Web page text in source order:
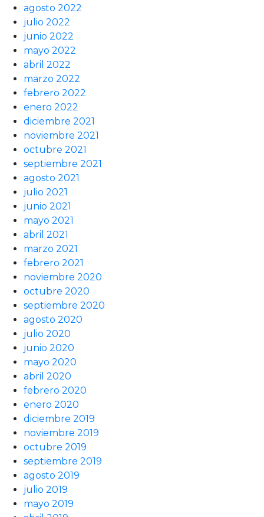
agosto 2022
julio 2022
junio 2022
mayo 2022
abril 2022
marzo 2022
febrero 2022
enero 2022
diciembre 2021
noviembre 2021
octubre 2021
septiembre 2021
agosto 2021
julio 2021
junio 2021
mayo 2021
abril 2021
marzo 2021
febrero 2021
noviembre 2020
octubre 2020
septiembre 2020
agosto 2020
julio 2020
junio 2020
mayo 2020
abril 2020
febrero 2020
enero 2020
diciembre 2019
noviembre 2019
octubre 2019
septiembre 2019
agosto 2019
julio 2019
mayo 2019